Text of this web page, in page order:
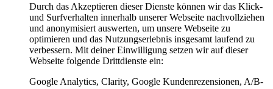
Durch das Akzeptieren dieser Dienste können wir das Klick-
und Surfverhalten innerhalb unserer Webseite nachvollziehen
und anonymisiert auswerten, um unsere Webseite zu
optimieren und das Nutzungserlebnis insgesamt laufend zu
verbessern. Mit deiner Einwilligung setzen wir auf dieser
Webseite folgende Drittdienste ein:
Google Analytics, Clarity, Google Kundenrezensionen, A/B-